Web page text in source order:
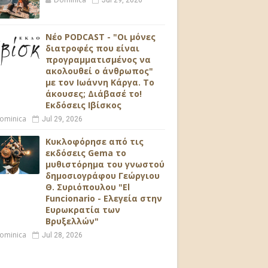
Νέο PODCAST - "Οι μόνες
διατροφές που είναι
προγραμματισμένος να
ακολουθεί ο άνθρωπος"
με τον Ιωάννη Κάργα. Το
άκουσες; Διάβασέ το!
Εκδόσεις Ιβίσκος
Jul 29, 2026
Κυκλοφόρησε από τις
εκδόσεις Gema το
μυθιστόρημα του γνωστού
δημοσιογράφου Γεώργιου
Θ. Συριόπουλου "El
Funcionario - Ελεγεία στην
Ευρωκρατία των
Βρυξελλών"
Jul 28, 2026